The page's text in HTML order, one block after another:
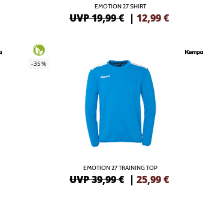
EMOTION 27 SHIRT
UVP 19,99 € | 12,99 €
-35%
EMOTION 27 TRAINING TOP
UVP 39,99 € | 25,99 €